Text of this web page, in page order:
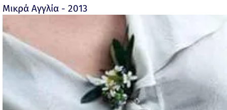
Μικρά Αγγλία - 2013